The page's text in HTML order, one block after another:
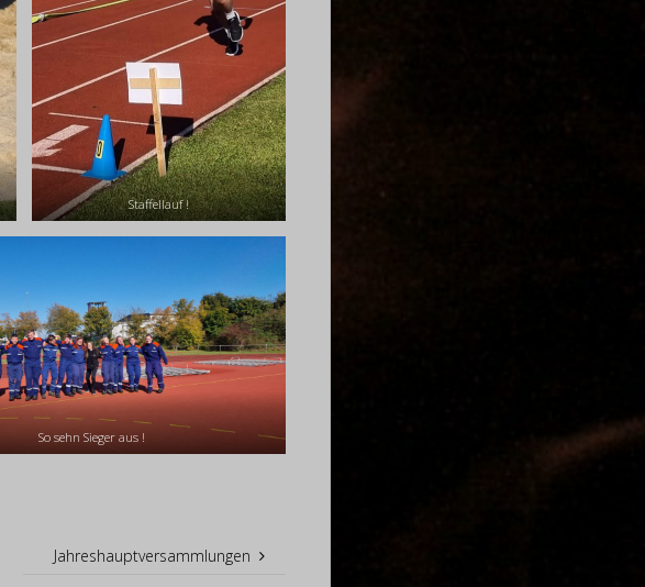
Staffellauf !
So sehn Sieger aus !
Jahreshauptversammlungen